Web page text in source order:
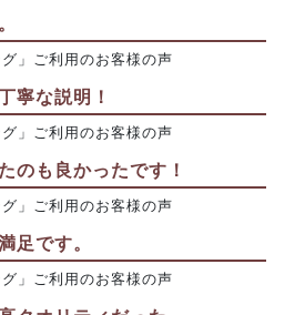
」ご利用のお客様の声
寧な説明！
」ご利用のお客様の声
のも良かったです！
」ご利用のお客様の声
足です。
」ご利用のお客様の声